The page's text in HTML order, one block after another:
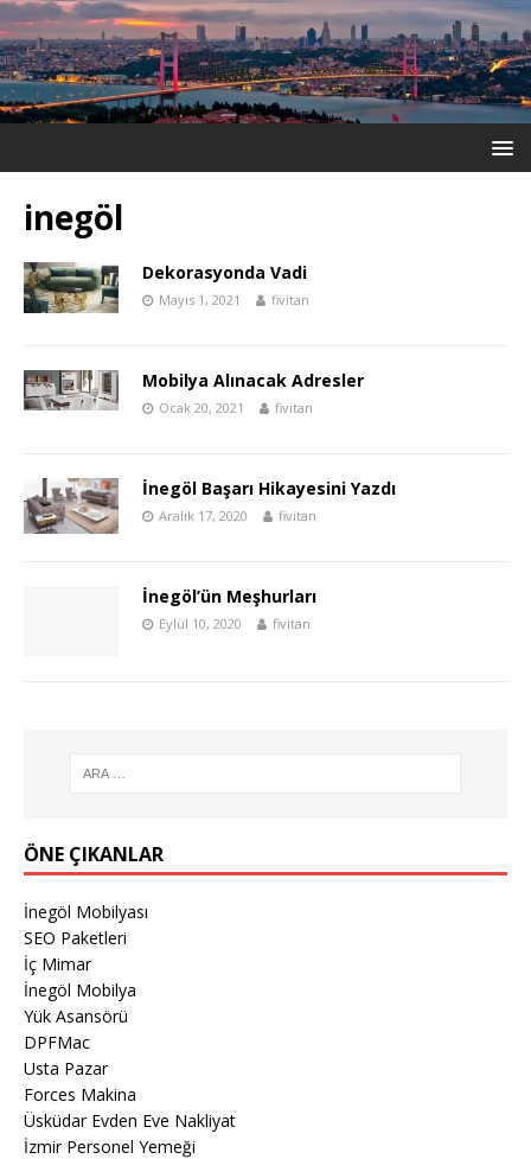
inegöl
Dekorasyonda Vadi
Mayıs 1, 2021 fivitan
Mobilya Alınacak Adresler
Ocak 20, 2021 fivitan
İnegöl Başarı Hikayesini Yazdı
Aralık 17, 2020 fivitan
İnegöl’ün Meşhurları
Eylül 10, 2020 fivitan
ÖNE ÇIKANLAR
İnegöl Mobilyası
SEO Paketleri
İç Mimar
İnegöl Mobilya
Yük Asansörü
DPFMac
Usta Pazar
Forces Makina
Üsküdar Evden Eve Nakliyat
İzmir Personel Yemeği